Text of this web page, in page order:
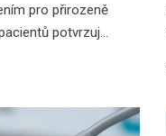
pro přirozeně
potvrzuje